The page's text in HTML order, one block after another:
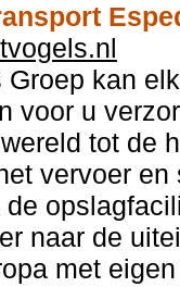
Groep kan
voor u
tot de
vervoer en
naar de
met